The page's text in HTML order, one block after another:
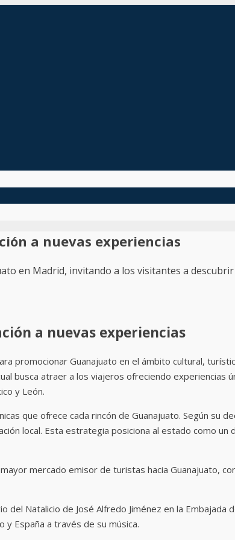
a nuevas experiencias
en Madrid, invitando a los visitantes a
a nuevas experiencias
promocionar Guanajuato en el ámbito cultural,
busca atraer a los viajeros ofreciendo experiencias
y León.
que ofrece cada rincón de Guanajuato. Según su
local. Esta estrategia posiciona al estado como
mercado emisor de turistas hacia Guanajuato,
Natalicio de José Alfredo Jiménez en la
y España a través de su música.